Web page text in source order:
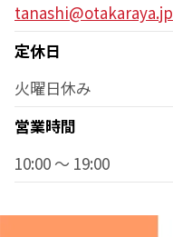
tanashi@otakaraya.jp
定休日
火曜日休み
営業時間
10:00 ～ 19:00